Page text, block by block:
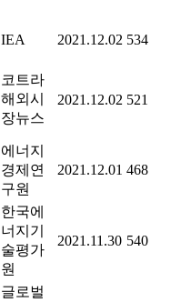
IEA 2021.12.02 534
코트라
해외시
장뉴스
2021.12.02 521
에너지
경제연
구원
2021.12.01 468
한국에
너지기
술평가
원
2021.11.30 540
글로벌